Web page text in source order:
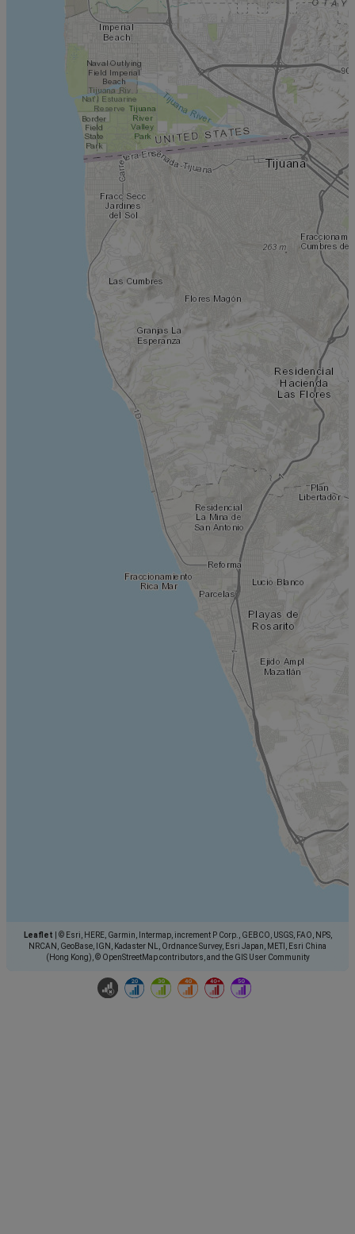
Leaflet
© Esri, HERE, Garmin, Intermap, increment P Corp., GEBCO, USGS, FAO, NPS,
NRCAN, GeoBase, IGN, Kadaster NL, Ordnance Survey, Esri Japan, METI, Esri China
(Hong Kong), © OpenStreetMap contributors, and the GIS User Community